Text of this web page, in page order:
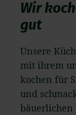
Wir
gut
Unsere
mit ihrem
kochen für
und
bäuerlichen